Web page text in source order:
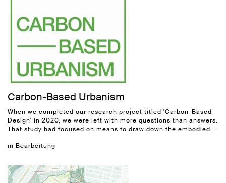
Carbon-Based Urbanism
When we completed our research project titled 'Carbon-Based
Design' in 2020, we were left with more questions than answers.
That study had focused on means to draw down the embodied...
in Bearbeitung